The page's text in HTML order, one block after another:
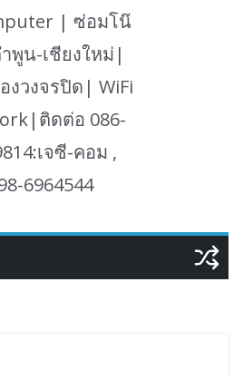
| ซ่อมโน๊
พูน-เชียงใหม่|
งวงจรปิด| WiFi
ติดต่อ 086-
เจซี-คอม ,
6964544